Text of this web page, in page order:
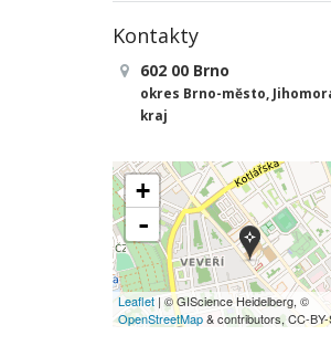
Kontakty
602 00 Brno
okres Brno-město,
kraj
+
-
Leaflet | © GIScience Heidelberg, ©
OpenStreetMap& contributors, CC-